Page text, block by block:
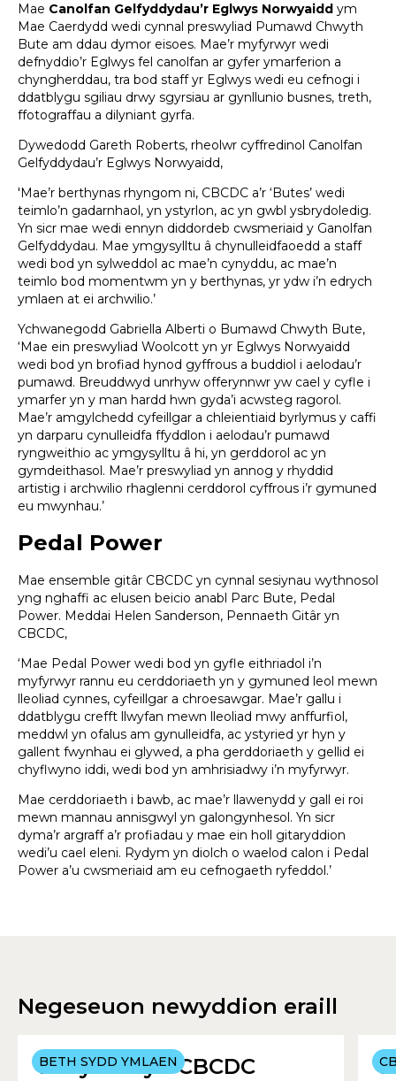
Mae Canolfan Gelfyddydau’r Eglwys Norwyaidd ym
Mae Caerdydd wedi cynnal preswyliad Pumawd Chwyth
Bute am ddau dymor eisoes. Mae’r myfyrwyr wedi
defnyddio’r Eglwys fel canolfan ar gyfer ymarferion a
chyngherddau, tra bod staff yr Eglwys wedi eu cefnogi i
ddatblygu sgiliau drwy sgyrsiau ar gynllunio busnes, treth,
ffotograffau a dilyniant gyrfa.
Dywedodd Gareth Roberts, rheolwr cyffredinol Canolfan
Gelfyddydau’r Eglwys Norwyaidd,
'Mae’r berthynas rhyngom ni, CBCDC a’r ‘Butes’ wedi
teimlo’n gadarnhaol, yn ystyrlon, ac yn gwbl ysbrydoledig.
Yn sicr mae wedi ennyn diddordeb cwsmeriaid y Ganolfan
Gelfyddydau. Mae ymgysylltu â chynulleidfaoedd a staff
wedi bod yn sylweddol ac mae’n cynyddu, ac mae’n
teimlo bod momentwm yn y berthynas, yr ydw i’n edrych
ymlaen at ei archwilio.’
Ychwanegodd Gabriella Alberti o Bumawd Chwyth Bute,
‘Mae ein preswyliad Woolcott yn yr Eglwys Norwyaidd
wedi bod yn brofiad hynod gyffrous a buddiol i aelodau’r
pumawd. Breuddwyd unrhyw offerynnwr yw cael y cyfle i
ymarfer yn y man hardd hwn gyda’i acwsteg ragorol.
Mae’r amgylchedd cyfeillgar a chleientiaid byrlymus y caffi
yn darparu cynulleidfa ffyddlon i aelodau’r pumawd
ryngweithio ac ymgysylltu â hi, yn gerddorol ac yn
gymdeithasol. Mae’r preswyliad yn annog y rhyddid
artistig i archwilio rhaglenni cerddorol cyffrous i’r gymuned
eu mwynhau.’
Pedal Power
Mae ensemble gitâr CBCDC yn cynnal sesiynau wythnosol
yng nghaffi ac elusen beicio anabl Parc Bute, Pedal
Power. Meddai Helen Sanderson, Pennaeth Gitâr yn
CBCDC,
‘Mae Pedal Power wedi bod yn gyfle eithriadol i’n
myfyrwyr rannu eu cerddoriaeth yn y gymuned leol mewn
lleoliad cynnes, cyfeillgar a chroesawgar. Mae’r gallu i
ddatblygu crefft llwyfan mewn lleoliad mwy anffurfiol,
meddwl yn ofalus am gynulleidfa, ac ystyried yr hyn y
gallent fwynhau ei glywed, a pha gerddoriaeth y gellid ei
chyflwyno iddi, wedi bod yn amhrisiadwy i’n myfyrwyr.
Mae cerddoriaeth i bawb, ac mae’r llawenydd y gall ei roi
mewn mannau annisgwyl yn galongynhesol. Yn sicr
dyma’r argraff a’r profiadau y mae ein holl gitaryddion
wedi’u cael eleni. Rydym yn diolch o waelod calon i Pedal
Power a’u cwsmeriaid am eu cefnogaeth ryfeddol.’
Negeseuon newyddion eraill
BETH SYDD YMLAEN
Yr Hydref yn CBCDC